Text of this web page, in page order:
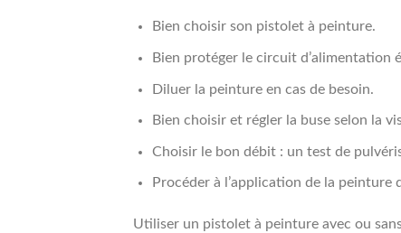
Bien choisir son pistolet à peinture.
Bien protéger le circuit d’alimentation
Diluer la peinture en cas de besoin.
Bien choisir et régler la buse selon la
Choisir le bon débit : un test de
Procéder à l’application de la
Utiliser un pistolet à peinture avec ou